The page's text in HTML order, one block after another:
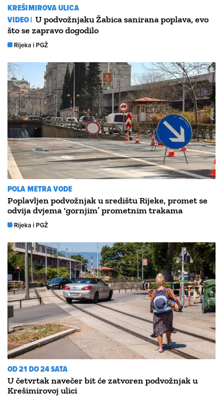
KREŠIMIROVA ULICA
VIDEO | U podvožnjaku Žabica sanirana poplava, evo
što se zapravo dogodilo
Rijeka i PGŽ
POLA METRA VODE
Poplavljen podvožnjak u središtu Rijeke, promet se
odvija dvjema ‘gornjim’ prometnim trakama
Rijeka i PGŽ
OD 21 DO 24 SATA
U četvrtak navečer bit će zatvoren podvožnjak u
Krešimirovoj ulici